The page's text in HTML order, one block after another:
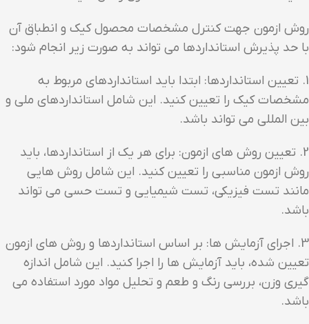
روش ازمون جهت کنترل مشخصات محصول کیک و انطباق آن
با حد پذیرش استانداردها می تواند به صورت زیر انجام شود:
1. تعیین استانداردها: ابتدا باید استانداردهای مربوط به
مشخصات کیک را تعیین کنید. این شامل استانداردهای ملی و
بین المللی می تواند باشد.
2. تعیین روش های ازمون: برای هر یک از استانداردها، باید
روش ازمون مناسبی را تعیین کنید. این شامل روش هایی
مانند تست فیزیکی، تست شیمیایی و تست حسی می تواند
باشد.
3. اجرای آزمایش ها: بر اساس استانداردها و روش های ازمون
تعیین شده، باید آزمایش ها را اجرا کنید. این شامل اندازه
گیری وزن، بررسی رنگ و طعم و تحلیل مواد مورد استفاده می
باشد.